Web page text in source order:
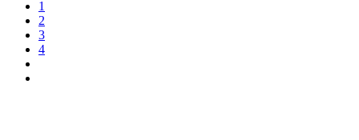
1
2
3
4